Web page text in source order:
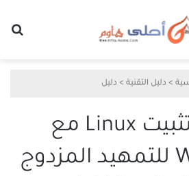
> دليل التقنية > دليل
طريقة تثبيت Linux مع
Windows 11 للتمهيد المزدوج